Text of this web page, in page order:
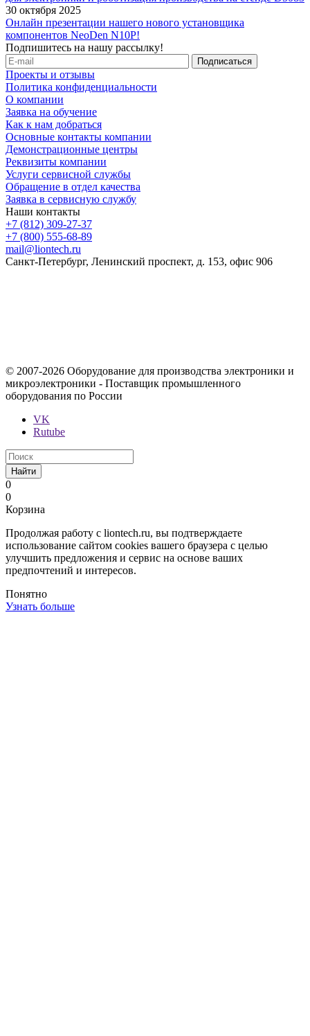
30 октября 2025
Онлайн презентации нашего нового установщика
компонентов NeoDen N10P!
Подпишитесь на нашу рассылку!
Проекты и отзывы
Политика конфиденциальности
О компании
Заявка на обучение
Как к нам добраться
Основные контакты компании
Демонстрационные центры
Реквизиты компании
Услуги сервисной службы
Обращение в отдел качества
Заявка в сервисную службу
Наши контакты
+7 (812) 309-27-37
+7 (800) 555-68-89
mail@liontech.ru
Санкт-Петербург, Ленинский проспект, д. 153, офис 906
© 2007-2026 Оборудование для производства электроники и
микроэлектроники - Поставщик промышленного
оборудования по России
VK
Rutube
Найти
0
0
Корзина
Продолжая работу с liontech.ru, вы подтверждаете
использование сайтом cookies вашего браузера с целью
улучшить предложения и сервис на основе ваших
предпочтений и интересов.
Понятно
Узнать больше